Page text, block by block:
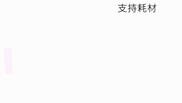
支持耗材